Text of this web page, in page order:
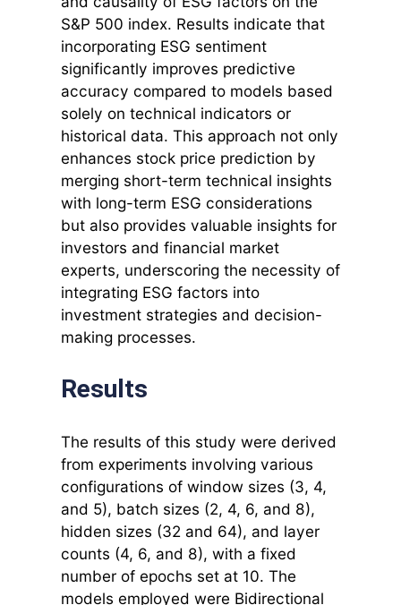
S&P 500 index. Results indicate that
incorporating ESG sentiment
significantly improves predictive
accuracy compared to models based
solely on technical indicators or
historical data. This approach not only
enhances stock price prediction by
merging short-term technical insights
with long-term ESG considerations
but also provides valuable insights for
investors and financial market
experts, underscoring the necessity of
integrating ESG factors into
investment strategies and decision-
making processes.
Results
The results of this study were derived
from experiments involving various
configurations of window sizes (3, 4,
and 5), batch sizes (2, 4, 6, and 8),
hidden sizes (32 and 64), and layer
counts (4, 6, and 8), with a fixed
number of epochs set at 10. The
models employed were Bidirectional